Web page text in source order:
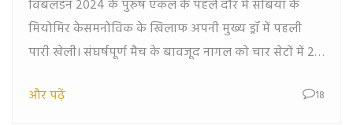
विंबलडन 2024 के पुरुष एकल के पहले दौर में सर्बिया के
मियोमिर केसमनोविक के खिलाफ अपनी मुख्य ड्रॉ में पहली
पारी खेली। संघर्षपूर्ण मैच के बावजूद नागल को चार सेटों में 2-
और पढ़ें
18